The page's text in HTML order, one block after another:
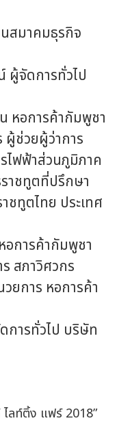
มาคมธุรกิจ
จัดการทั่วไป
อการค้ากัมพูชา
วยผู้ว่าการ
ไฟฟ้าส่วนภูมิภาค
ชทูตที่ปรึกษา
ชทูตไทย ประเทศ
การค้ากัมพูชา
สภาวิศวกร
การ หอการค้า
รทั่วไป บริษัท